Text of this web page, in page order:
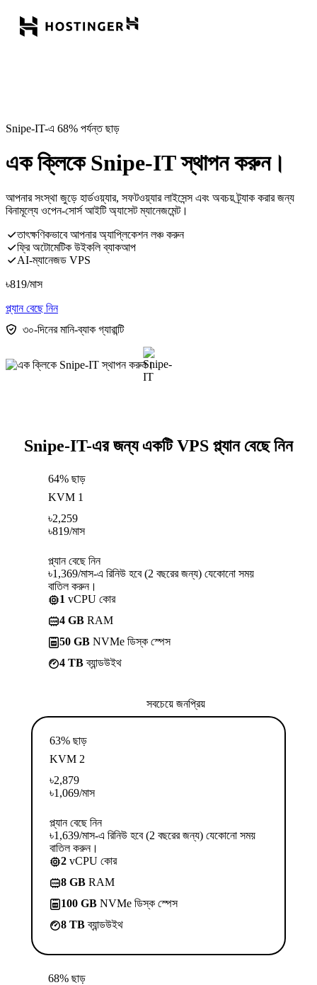
Snipe-IT-এ 68% পর্যন্ত ছাড়
এক ক্লিকে Snipe-IT স্থাপন করুন।
আপনার সংস্থা জুড়ে হার্ডওয়্যার, সফটওয়্যার লাইসেন্স এবং অবচয় ট্র্যাক করার জন্য
বিনামূল্যে ওপেন-সোর্স আইটি অ্যাসেট ম্যানেজমেন্ট।
তাৎক্ষণিকভাবে আপনার অ্যাপ্লিকেশন লঞ্চ করুন
ফ্রি অটোমেটিক উইকলি ব্যাকআপ
AI-ম্যানেজড VPS
৳819/মাস
প্ল্যান বেছে নিন
৩০-দিনের মানি-ব্যাক গ্যারান্টি
Snipe-IT-এর জন্য একটি VPS প্ল্যান বেছে নিন
64% ছাড়
KVM 1
৳2,259
৳819/মাস
প্ল্যান বেছে নিন
৳1,369/মাস-এ রিনিউ হবে (2 বছরের জন্য) যেকোনো সময়
বাতিল করুন।
1 vCPU কোর
4 GB RAM
50 GB NVMe ডিস্ক স্পেস
4 TBব্যান্ডউইথ
সবচেয়ে জনপ্রিয়
63% ছাড়
KVM 2
৳2,879
৳1,069/মাস
প্ল্যান বেছে নিন
৳1,639/মাস-এ রিনিউ হবে (2 বছরের জন্য) যেকোনো সময়
বাতিল করুন।
2 vCPU কোর
8 GB RAM
100 GB NVMe ডিস্ক স্পেস
8 TBব্যান্ডউইথ
68% ছাড়